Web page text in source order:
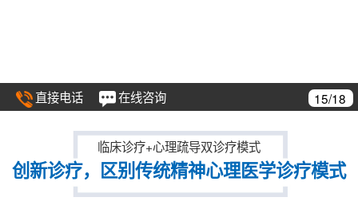
直接电话 在线咨询 16/18
临床诊疗+心理疏导双诊疗模式
创新诊疗，区别传统精神心理医学诊疗模式